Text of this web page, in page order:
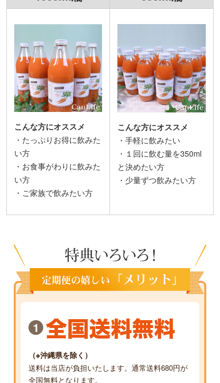
こんな方にオススメ
・たっぷりお得に飲みた
い方
・お食事がわりに飲みた
い方
・ご家族で飲みたい方
こんな方にオススメ
・手軽に飲みたい
・１回に飲む量を350ml
と決めたい方
・少量ずつ飲みたい方
1
（※沖縄県を除く）
送料は当店が負担いたします。通常送料680円が
全国無料となります。